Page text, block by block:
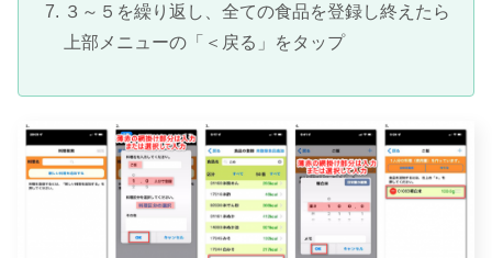
３～５を繰り返し、全ての食品を登録し終えたら
上部メニューの「＜戻る」をタップ